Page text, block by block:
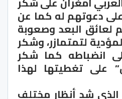
دعوتهم له كما عن
البعد وصعوبة
لتمتمازر، وشكر
انضباطه كما شكر
على تغطيتها لهذا
الذي شد أنظار مختلف